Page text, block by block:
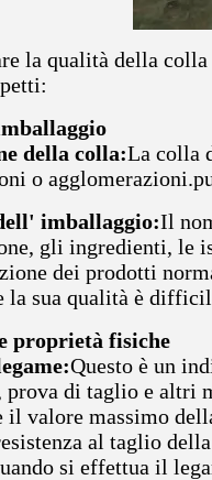
la qualità della
della colla:La colla
o
imballaggio:Il
gli ingredienti, le
dei prodotti
la sua qualità è
proprietà fisiche
Questo è un
prova di taglio e altri
il valore massimo
al taglio
si effettua il